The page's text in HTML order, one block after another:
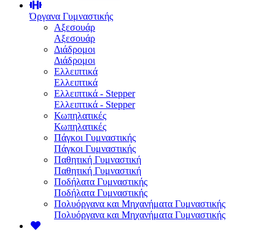
Όργανα Γυμναστικής
Αξεσουάρ
Αξεσουάρ
Διάδρομοι
Διάδρομοι
Ελλειπτικά
Ελλειπτικά
Ελλειπτικά - Stepper
Ελλειπτικά - Stepper
Κωπηλατικές
Κωπηλατικές
Πάγκοι Γυμναστικής
Πάγκοι Γυμναστικής
Παθητική Γυμναστική
Παθητική Γυμναστική
Ποδήλατα Γυμναστικής
Ποδήλατα Γυμναστικής
Πολυόργανα και Μηχανήματα Γυμναστικής
Πολυόργανα και Μηχανήματα Γυμναστικής